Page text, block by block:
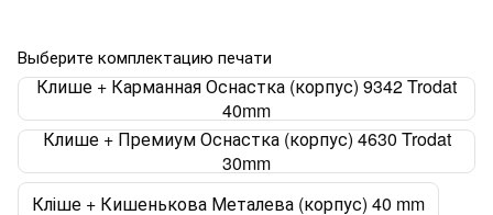
Выберите комплектацию печати
Клише + Карманная Оснастка (корпус) 9342 Trodat
40mm
Клише + Премиум Оснастка (корпус) 4630 Trodat
30mm
Кліше + Кишенькова Металева (корпус) 40 mm